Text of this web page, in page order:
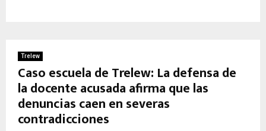
Trelew
Caso escuela de Trelew: La defensa de
la docente acusada afirma que las
denuncias caen en severas
contradicciones